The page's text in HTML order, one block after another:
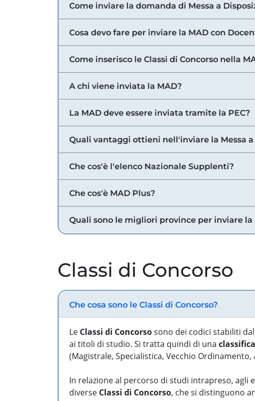
Come inviare la domanda di Messa a
Cosa devo fare per inviare la MAD con
Come inserisco le Classi di Concorso nella
A chi viene inviata la MAD?
La MAD deve essere inviata tramite la PEC?
Quali vantaggi ottieni nell'inviare la Messa a
Che cos'è l'elenco Nazionale Supplenti?
Che cos'è MAD Plus?
Quali sono le migliori province per inviare la
Classi di Concorso
Che cosa sono le Classi di Concorso?
Le Classi di Concorsosono dei codici stabiliti
ai titoli di studio. Si tratta quindi di una
(Magistrale, Specialistica, Vecchio
In relazione al percorso di studi intrapreso, agli
diverse Classi di Concorso, che si distinguono